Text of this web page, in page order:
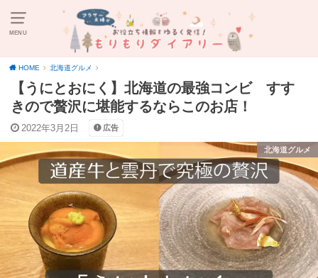
MENU
HOME 北海道グルメ
【うにとおにく】北海道の最強コンビ すす
きので贅沢に堪能するならこのお店！
2022年3月2日 広告
北海道グルメ